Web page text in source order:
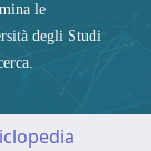
le
degli Studi